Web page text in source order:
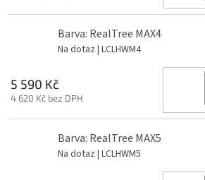
Barva: RealTree MAX4
Na dotaz | LCLHWM4
5 590 Kč
4 620 Kč bez DPH
Barva: RealTree MAX5
Na dotaz | LCLHWM5